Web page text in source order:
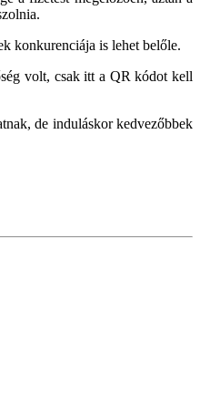
konkurenciája is lehet belőle.
volt, csak itt a QR kódot kell
de induláskor kedvezőbbek